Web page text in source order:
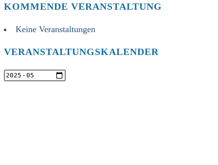
KOMMENDE VERANSTALTUNG
Keine Veranstaltungen
VERANSTALTUNGSKALENDER